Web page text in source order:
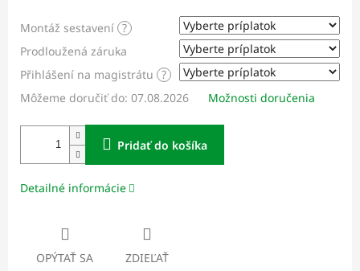
Montáž sestavení ?
Prodloužená záruka
Přihlášení na magistrátu ?
Môžeme doručiť do: 07.08.2026 Možnosti doručenia
Pridať do košíka
Detailné informácie
OPÝTAŤ SA ZDIEĽAŤ